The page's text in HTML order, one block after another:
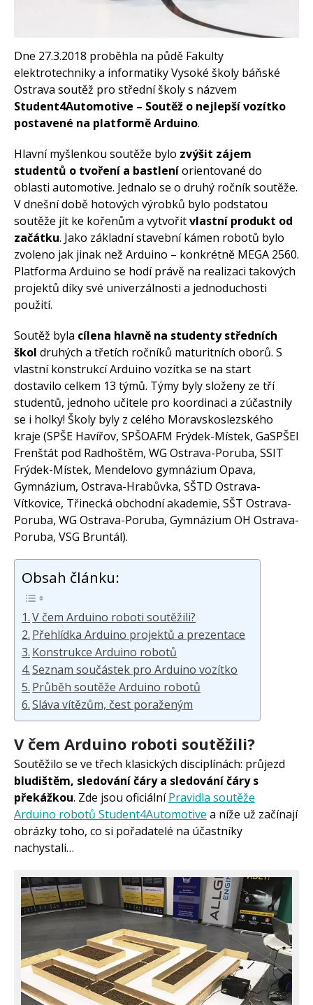
Často kladené dotazy
O programování obecně
Vaše projekty
Začínáme s Arduinem
Arduino Software
Tutoriály
Arduino projekty
Arduino s Massimem Banzim
Arduino v příkladech
Arduino roboti
Tinylab
Makeblock
Micro:bit
Videa
Dne 27.3.2018 proběhla na půdě Fakulty
elektrotechniky a informatiky Vysoké školy báňské
Ostrava soutěž pro střední školy s názvem
Student4Automotive – Soutěž o nejlepší vozítko
postavené na platformě Arduino.
Hlavní myšlenkou soutěže bylo zvýšit zájem
studentů o tvoření a bastleníorientované do
oblasti automotive. Jednalo se o druhý ročník soutěže.
V dnešní době hotových výrobků bylo podstatou
soutěže jít ke kořenům a vytvořitvlastní produkt od
začátku. Jako základní stavební kámen robotů bylo
zvoleno jak jinak než Arduino – konkrétně MEGA 2560.
Platforma Arduino se hodí právě na realizaci takových
projektů díky své univerzálnosti a jednoduchosti
použití.
Soutěž byla cílena hlavně na studenty středních
škol druhých a třetích ročníků maturitních oborů. S
vlastní konstrukcí Arduino vozítka se na start
dostavilo celkem 13 týmů. Týmy byly složeny ze tří
studentů, jednoho učitele pro koordinaci a zúčastnily
se i holky! Školy byly z celého Moravskoslezského
kraje (SPŠE Havířov, SPŠOAFM Frýdek-Místek, GaSPŠEI
Frenštát pod Radhoštěm, WG Ostrava-Poruba, SSIT
Frýdek-Místek, Mendelovo gymnázium Opava,
Gymnázium, Ostrava-Hrabůvka, SŠTD Ostrava-
Vítkovice, Třinecká obchodní akademie, SŠT Ostrava-
Poruba, WG Ostrava-Poruba, Gymnázium OH Ostrava-
Poruba, VSG Bruntál).
Obsah článku:
V čem Arduino roboti soutěžili?
Přehlídka Arduino projektů a prezentace
Konstrukce Arduino robotů
Seznam součástek pro Arduino vozítko
Průběh soutěže Arduino robotů
Sláva vítězům, čest poraženým
V čem Arduino roboti soutěžili?
Soutěžilo se ve třech klasických disciplínách: průjezd
bludištěm, sledování čáry a sledování čáry s
překážkou. Zde jsou oficiálníPravidla soutěže
Arduino robotů Student4Automotive a níže už začínají
obrázky toho, co si pořadatelé na účastníky
nachystali…